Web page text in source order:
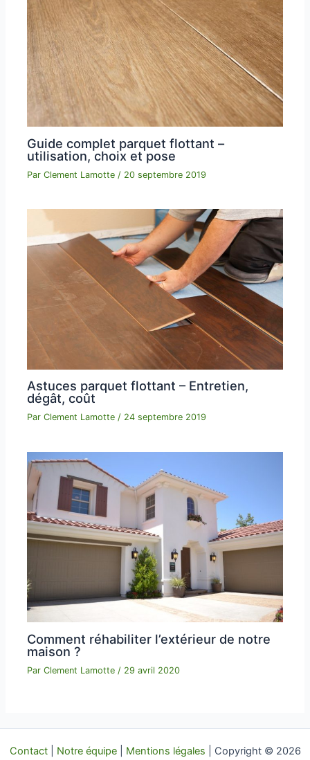
Guide complet parquet flottant –
utilisation, choix et pose
ParClement Lamotte / 20 septembre 2019
Astuces parquet flottant – Entretien,
dégât, coût
ParClement Lamotte/ 24 septembre 2019
Comment réhabiliter l’extérieur de notre
maison ?
ParClement Lamotte / 29 avril 2020
Contact| Notre équipe| Mentions légales | Copyright © 2026